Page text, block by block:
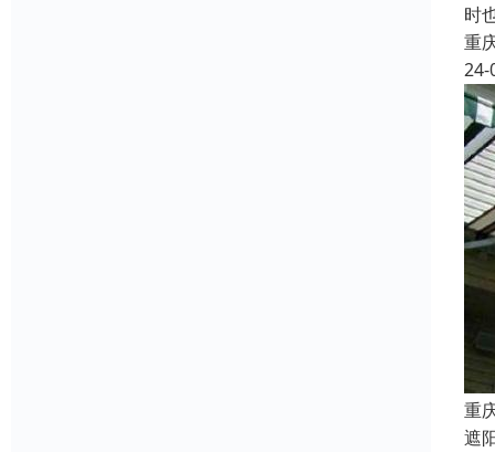
时
重
24-
重
遮